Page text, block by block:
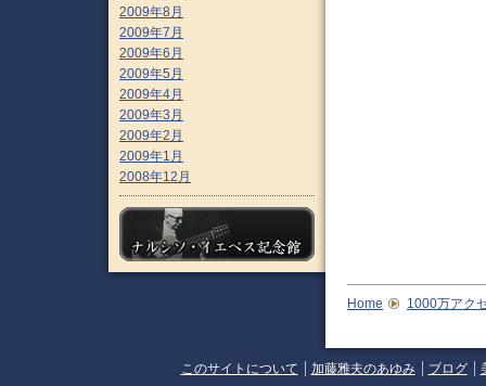
2009年8月
2009年7月
2009年6月
2009年5月
2009年4月
2009年3月
2009年2月
2009年1月
2008年12月
Home 1000万アク
このサイトについて 加藤雅夫のあゆみ ブログ